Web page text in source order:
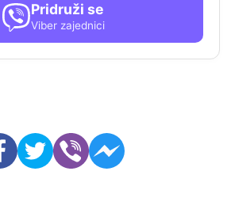
Pridruži se
Viber zajednici